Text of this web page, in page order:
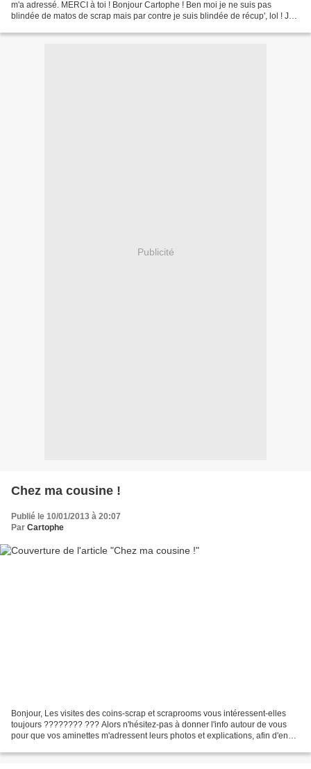
m'a adressé. MERCI à toi ! Bonjour Cartophe ! Ben moi je ne suis pas
blindée de matos de scrap mais par contre je suis blindée de récup', lol ! Je
Publicité
Chez ma cousine !
Publié le 10/01/2013 à 20:07
Par Cartophe
Bonjour, Les visites des coins-scrap et scraprooms vous intéressent-elles
toujours ???????? ??? Alors n'hésitez-pas à donner l'info autour de vous
pour que vos aminettes m'adressent leurs photos et explications, afin d'en